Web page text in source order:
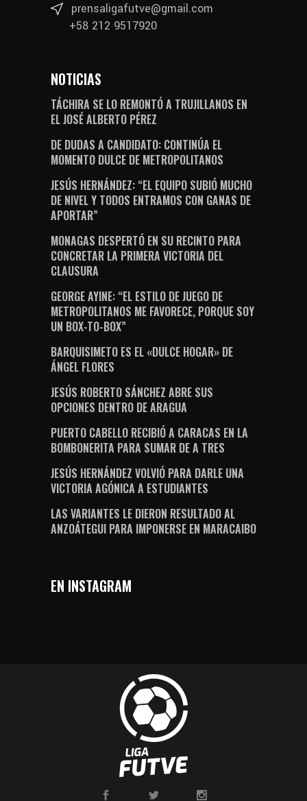
prensaligafutve@gmail.com
+58 212 9517920
NOTICIAS
TÁCHIRA SE LO REMONTÓ A TRUJILLANOS EN
EL JOSÉ ALBERTO PÉREZ
DE DUDAS A CANDIDATO: CONTINÚA EL
MOMENTO DULCE DE METROPOLITANOS
JESÚS HERNÁNDEZ: “EL EQUIPO SUBIÓ MUCHO
DE NIVEL Y TODOS ENTRAMOS CON GANAS DE
APORTAR”
MONAGAS DESPERTÓ EN SU RECINTO PARA
CONCRETAR LA PRIMERA VICTORIA DEL
CLAUSURA
GEORGE AYINE: “EL ESTILO DE JUEGO DE
METROPOLITANOS ME FAVORECE, PORQUE SOY
UN BOX-TO-BOX”
BARQUISIMETO ES EL «DULCE HOGAR» DE
ÁNGEL FLORES
JESÚS ROBERTO SÁNCHEZ ABRE SUS
OPCIONES DENTRO DE ARAGUA
PUERTO CABELLO RECIBIÓ A CARACAS EN LA
BOMBONERITA PARA SUMAR DE A TRES
JESÚS HERNÁNDEZ VOLVIÓ PARA DARLE UNA
VICTORIA AGÓNICA A ESTUDIANTES
LAS VARIANTES LE DIERON RESULTADO AL
ANZOÁTEGUI PARA IMPONERSE EN MARACAIBO
EN INSTAGRAM